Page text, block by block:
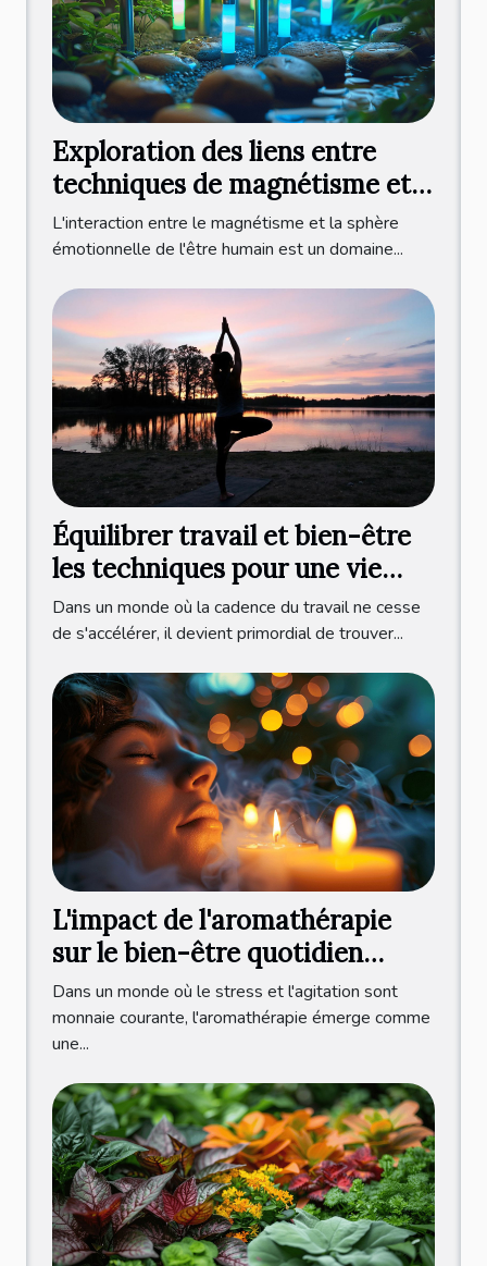
Exploration des liens entre
techniques de magnétisme et
gestion des émotions
L'interaction entre le magnétisme et la sphère
émotionnelle de l'être humain est un domaine...
Équilibrer travail et bien-être
les techniques pour une vie
harmonieuse
Dans un monde où la cadence du travail ne cesse
de s'accélérer, il devient primordial de trouver...
L'impact de l'aromathérapie
sur le bien-être quotidien
huiles essentielles et relaxation
Dans un monde où le stress et l'agitation sont
monnaie courante, l'aromathérapie émerge comme
une...